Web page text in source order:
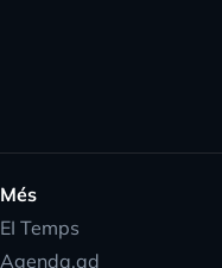
Més
EI Temps
Agenda.ad